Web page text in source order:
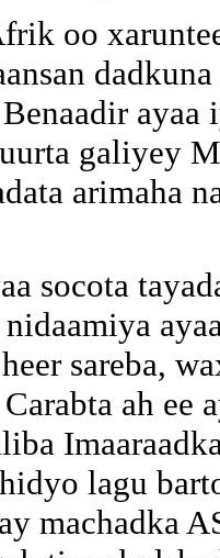
oo
ayaa
galiyey
arimaha
socota
sareba,
ah ee
lagu
machadka